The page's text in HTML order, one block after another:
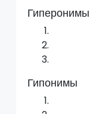
Гиперонимы
Гипонимы